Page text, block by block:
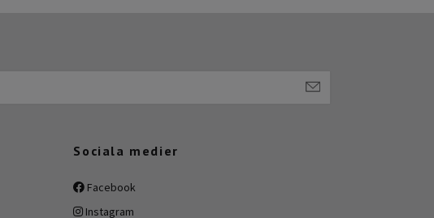
Sociala medier
Facebook
Instagram